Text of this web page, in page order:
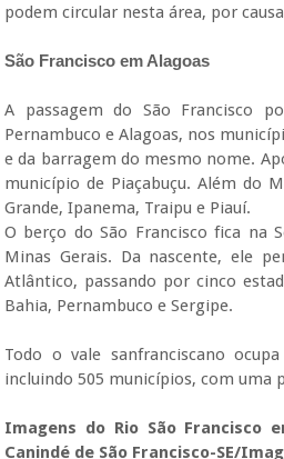
podem circular nesta área, por
São Francisco em Alagoas
A passagem do São Francisco
Pernambuco e Alagoas, nos
e da barragem do mesmo nome.
município de Piaçabuçu. Além do
Grande, Ipanema, Traipu e Piauí.
O berço do São Francisco fica na
Minas Gerais. Da nascente, ele
Atlântico, passando por cinco
Bahia, Pernambuco e Sergipe.
Todo o vale sanfranciscano
incluindo 505 municípios, com uma
Imagens do Rio São Francisco
Canindé de São Francisco-SE/